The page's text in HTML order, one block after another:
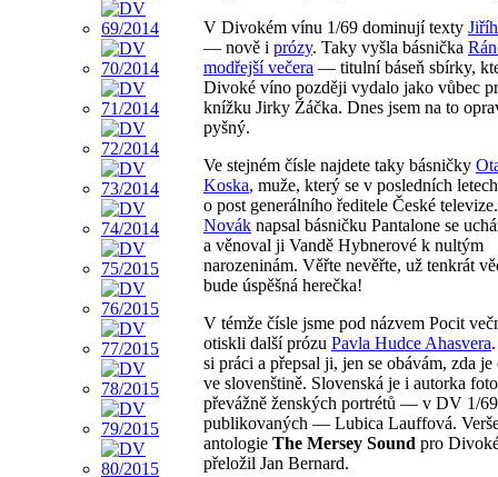
V Divokém vínu 1/69 dominují texty
— nově i prózy. Taky vyšla básnička
modřejší večera — titulní báseň sbírky,
Divoké víno později vydalo jako vůbec
knížku Jirky Žáčka. Dnes jsem na to
pyšný.
Ve stejném čísle najdete taky básničky
Koska, muže, který se v posledních
o post generálního ředitele České
Novák napsal básničku Pantalone se
a věnoval ji Vandě Hybnerové k nultým
narozeninám. Věřte nevěřte, už tenkrát
bude úspěšná herečka!
V témže čísle jsme pod názvem Pocit
otiskli další prózu Pavla Hudce Ahasvera
si práci a přepsal ji, jen se obávám, zda
ve slovenštině. Slovenská je i autorka
převážně ženských portrétů — v DV 1/69
publikovaných — Lubica Lauffová.
antologie The Mersey Sound pro
přeložil Jan Bernard.